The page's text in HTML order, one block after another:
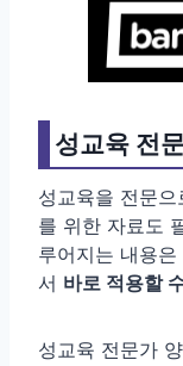
성교육 전
성교육을 전문
를 위한 자료도
루어지는 내용
서 바로 적용할
성교육 전문가